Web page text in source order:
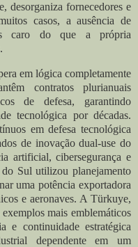
desorganiza fornecedores e
casos, a ausência de
caro do que a própria
em lógica completamente
contratos plurianuais
de defesa, garantindo
tecnológica por décadas.
em defesa tecnológica
de inovação dual-use do
artificial, cibersegurança e
Sul utilizou planejamento
uma potência exportadora
e aeronaves. A Türkuye,
mais emblemáticos
e continuidade estratégica
dependente em um